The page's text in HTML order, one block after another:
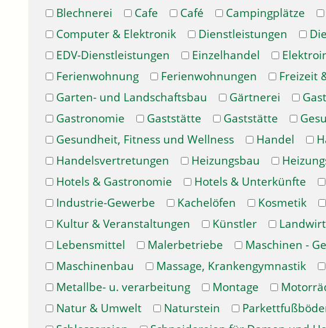
Blechnerei
Cafe Café Campingplätze
Computer & Elektronik
Dienstleistungen
EDV-Dienstleistungen
Einzelhandel
Ferienwohnung
Ferienwohnungen Freizeit
Garten- und Landschaftsbau
Gärtnerei
Gastronomie
Gaststätte Gaststätte
Gesundheit, Fitness und Wellness
Handel
Handelsvertretungen
Heizungsbau
Hotels & Gastronomie
Hotels & Unterkünfte
Industrie-Gewerbe
Kachelöfen Kosmetik
Kultur & Veranstaltungen
Künstler
Lebensmittel
Malerbetriebe
Maschinen -
Maschinenbau
Massage, Krankengymnastik
Metallbe- u. verarbeitung
Montage
Natur & Umwelt
Naturstein